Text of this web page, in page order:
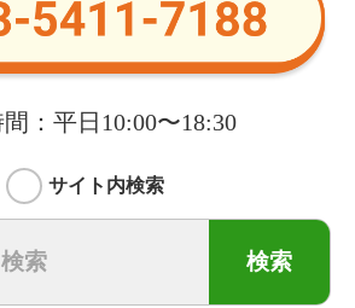
：平日10:00〜18:30
サイト内検索
検索